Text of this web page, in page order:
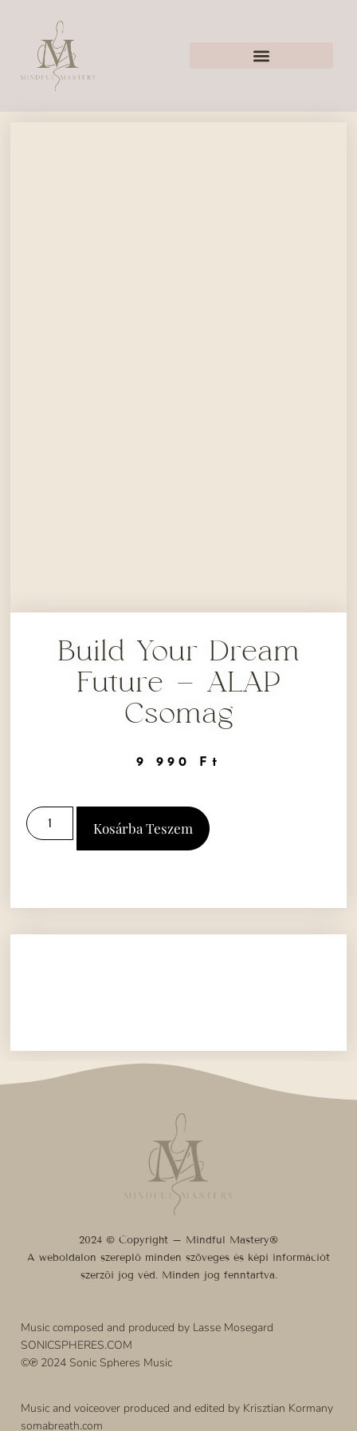
Build Your Dream
Future – ALAP
Csomag
9 990 Ft
Kosárba Teszem
2024 © Copyright – Mindful Mastery®
A weboldalon szereplő minden szöveges és képi információt
szerzői jog véd. Minden jog fenntartva.
Music composed and produced by Lasse Mosegard
SONICSPHERES.COM
©℗ 2024 Sonic Spheres Music
Music and voiceover produced and edited by Krisztian Kormany
somabreath.com